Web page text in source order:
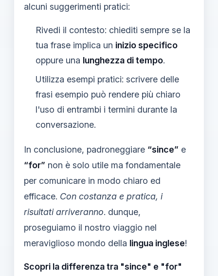
alcuni suggerimenti pratici:
Rivedi il contesto: chiediti sempre se la
tua frase implica un inizio specifico
oppure una lunghezza di tempo.
Utilizza esempi pratici: scrivere delle
frasi esempio può rendere più chiaro
l'uso di entrambi i termini durante la
conversazione.
In conclusione, padroneggiare “since” e
“for” non è solo utile ma fondamentale
per comunicare in modo chiaro ed
efficace. Con costanza e pratica, i
risultati arriveranno. dunque,
proseguiamo il nostro viaggio nel
meraviglioso mondo della lingua inglese!
Scopri la differenza tra "since" e "for"